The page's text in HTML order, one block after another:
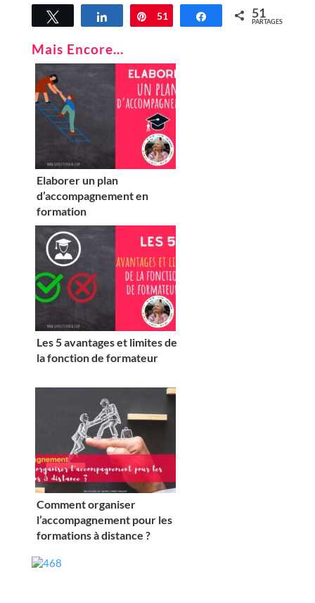
Tweetez Partagez Épingle
51 Partagez51
PARTAGES
Mais Encore...
Elaborer un plan
d’accompagnement en
formation
Les 5 avantages et limites de
la fonction de formateur
Comment organiser
l’accompagnement pour les
formations à distance ?